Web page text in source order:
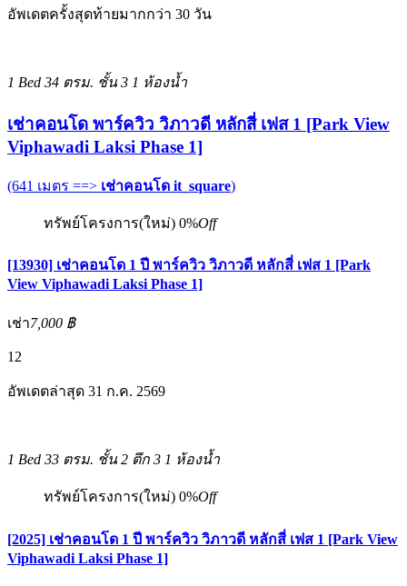
อัพเดตครั้งสุดท้ายมากกว่า 30 วัน
1 Bed 34 ตรม. ชั้น 3 1 ห้องน้ำ
เช่าคอนโด พาร์ควิว วิภาวดี หลักสี่ เฟส 1 [Park View
Viphawadi Laksi Phase 1]
(641 เมตร ==> เช่าคอนโด it_square)
ทรัพย์โครงการ(ใหม่) 0%Off
[13930] เช่าคอนโด 1 ปี พาร์ควิว วิภาวดี หลักสี่ เฟส 1 [Park
View Viphawadi Laksi Phase 1]
เช่า7,000 ฿
12
อัพเดตล่าสุด 31 ก.ค. 2569
1 Bed 33 ตรม. ชั้น 2 ตึก 3 1 ห้องน้ำ
ทรัพย์โครงการ(ใหม่) 0%Off
[2025] เช่าคอนโด 1 ปี พาร์ควิว วิภาวดี หลักสี่ เฟส 1 [Park View
Viphawadi Laksi Phase 1]